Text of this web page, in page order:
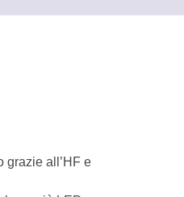
grazie all’HF e